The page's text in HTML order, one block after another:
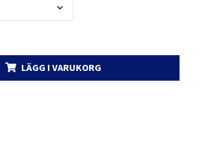
LÄGG I VARUKORG